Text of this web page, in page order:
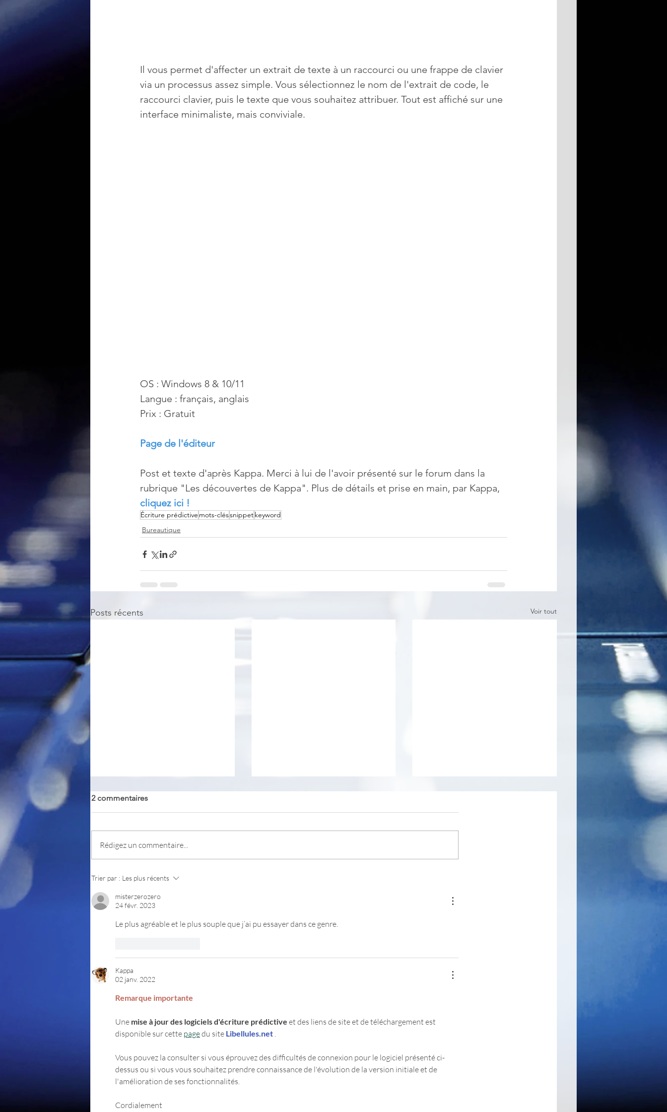
Il vous permet d'affecter un extrait de texte à un raccourci ou une frappe de clavier
via un processus assez simple. Vous sélectionnez le nom de l'extrait de code, le
raccourci clavier, puis le texte que vous souhaitez attribuer. Tout est affiché sur une
interface minimaliste, mais conviviale.
OS : Windows 8 & 10/11
Langue : français, anglais
Prix : Gratuit
Page de l'éditeur
Post et texte d'après Kappa. Merci à lui de l'avoir présenté sur le forum dans la
rubrique "Les découvertes de Kappa". Plus de détails et prise en main, par Kappa,
cliquez ici !
Écriture prédictive mots-cléssnippetkeyword
Bureautique
Posts récents Voir tout
QPrompt Balabolka Tokri
2 commentaires
Rédigez un commentaire...
Trier par : Les plus récents
misterzerozero
24 févr. 2023
Le plus agréable et le plus souple que j’ai pu essayer dans ce genre.
Kappa
02 janv. 2022
Remarque importante
Une mise à jour des logiciels d'écriture prédictive et des liens de site et de téléchargement est
disponible sur cette page du site Libellules.net
Vous pouvez la consulter si vous éprouvez des difficultés de connexion pour le logiciel présenté ci-
dessus ou si vous vous souhaitez prendre connaissance de l'évolution de la version initiale et de
l'amélioration de ses fonctionnalités.
Cordialement